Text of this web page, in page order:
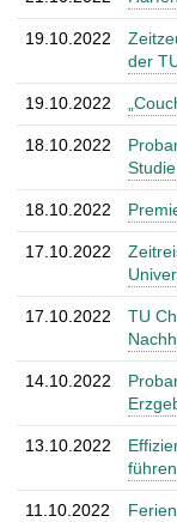
19.10.2022
der
19.10.2022
18.10.2022
18.10.2022
17.10.2022
17.10.2022
TU
14.10.2022
13.10.2022
führen
11.10.2022